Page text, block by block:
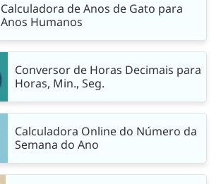
Calculadora de Anos de Gato para
Anos Humanos
Conversor de Horas Decimais para
Horas, Min., Seg.
Calculadora Online do Número da
Semana do Ano